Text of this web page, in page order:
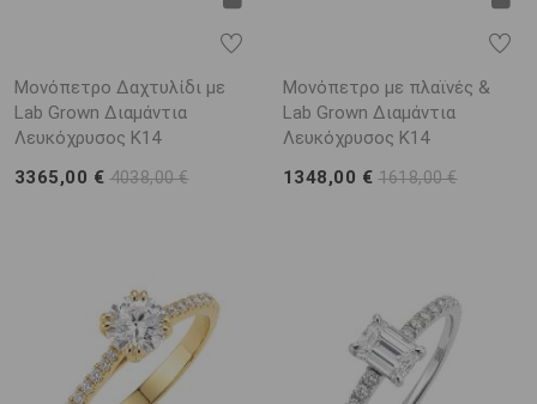
Μονόπετρο Δαχτυλίδι με
Lab Grown Διαμάντια
Λευκόχρυσος K14
3365,00 € 4038,00 €
Μονόπετρο με πλαϊνές &
Lab Grown Διαμάντια
Λευκόχρυσος K14
1348,00 € 1618,00 €